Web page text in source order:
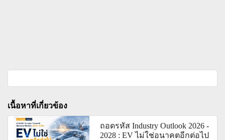
เนื้อหาที่เกี่ยวข้อง
ถอดรหัส Industry Outlook 2026 -
2028 : EV ไม่ใช่อนาคตอีกต่อไป